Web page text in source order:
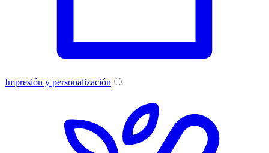
Impresión y personalización